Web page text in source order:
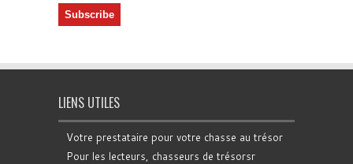
LIENS UTILES
Votre prestataire pour votre chasse au trésor
Pour les lecteurs, chasseurs de trésorsr